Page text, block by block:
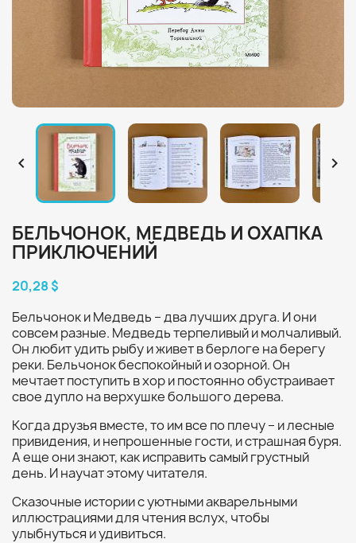
 
БЕЛЬЧОНОК, МЕДВЕДЬ И ОХАПКА
ПРИКЛЮЧЕНИЙ
20,28 $
Бельчонок и Медведь – два лучших друга. И они
совсем разные. Медведь терпеливый и молчаливый.
Он любит удить рыбу и живет в берлоге на берегу
реки. Бельчонок беспокойный и озорной. Он
мечтает поступить в хор и постоянно обустраивает
свое дупло на верхушке большого дерева.
Когда друзья вместе, то им все по плечу – и лесные
привидения, и непрошенные гости, и страшная буря.
А еще они знают, как исправить самый грустный
день. И научат этому читателя.
Сказочные истории с уютными акварельными
иллюстрациями для чтения вслух, чтобы
улыбнуться и удивиться.